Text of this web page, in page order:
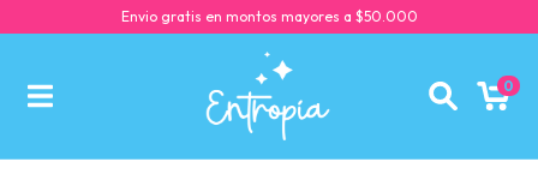
Envio gratis en montos mayores a $50.000
0